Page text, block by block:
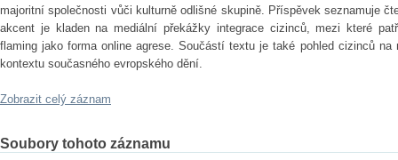
majoritní společnosti vůči kulturně odlišné skupině. Příspěvek seznamuje
akcent je kladen na mediální překážky integrace cizinců, mezi které
flaming jako forma online agrese. Součástí textu je také pohled cizinců
kontextu současného evropského dění.
Zobrazit celý záznam
Soubory tohoto záznamu